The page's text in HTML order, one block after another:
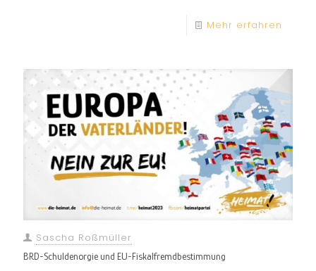
Mehr erfahren
Sascha Roßmüller
BRD-Schuldenorgie und EU-Fiskalfremdbestimmung